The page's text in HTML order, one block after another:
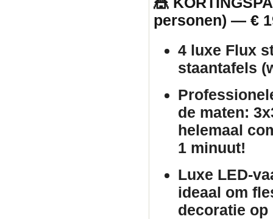
personen) — €
4 luxe Flux
staantafels
de maten:
helemaal
1 minuut!
Luxe LED-
ideaal om
decoratie op